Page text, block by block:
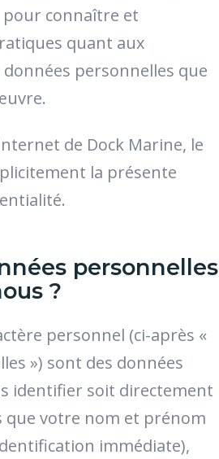
connaître et
quant aux
personnelles que
de Dock Marine, le
la présente
personnelles
?
personnel (ci-après «
») sont des données
identifier soit directement
que votre nom et prénom
immédiate),